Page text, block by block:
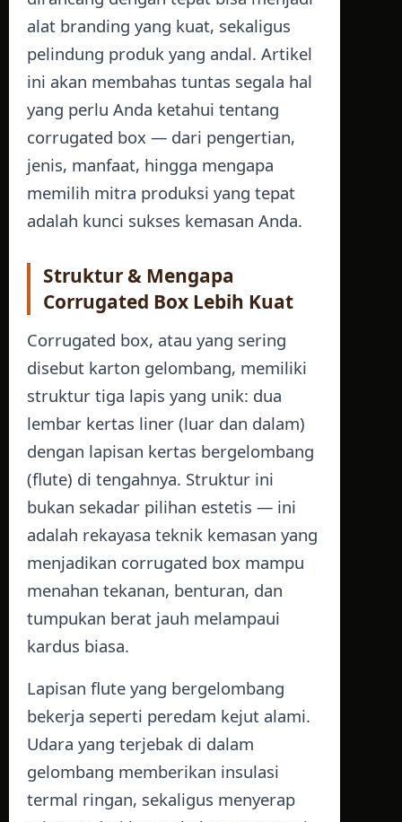
alat branding yang kuat, sekaligus
pelindung produk yang andal. Artikel
ini akan membahas tuntas segala hal
yang perlu Anda ketahui tentang
corrugated box — dari pengertian,
jenis, manfaat, hingga mengapa
memilih mitra produksi yang tepat
adalah kunci sukses kemasan Anda.
Struktur & Mengapa
Corrugated Box Lebih Kuat
Corrugated box, atau yang sering
disebut karton gelombang, memiliki
struktur tiga lapis yang unik: dua
lembar kertas liner (luar dan dalam)
dengan lapisan kertas bergelombang
(flute) di tengahnya. Struktur ini
bukan sekadar pilihan estetis — ini
adalah rekayasa teknik kemasan yang
menjadikan corrugated box mampu
menahan tekanan, benturan, dan
tumpukan berat jauh melampaui
kardus biasa.
Lapisan flute yang bergelombang
bekerja seperti peredam kejut alami.
Udara yang terjebak di dalam
gelombang memberikan insulasi
termal ringan, sekaligus menyerap